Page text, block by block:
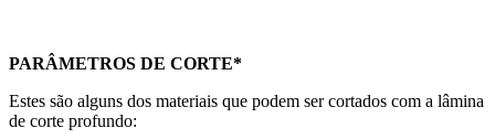
PARÂMETROS DE CORTE*
Estes são alguns dos materiais que podem ser cortados com a lâmina
de corte profundo: